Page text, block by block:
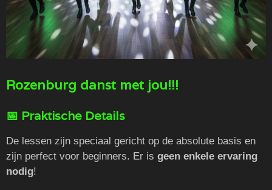
Rozenburg danst met jou!!!
​📅 Praktische Details
​De lessen zijn speciaal gericht op de absolute basis en
zijn perfect voor beginners. Er is geen enkele ervaring
nodig!